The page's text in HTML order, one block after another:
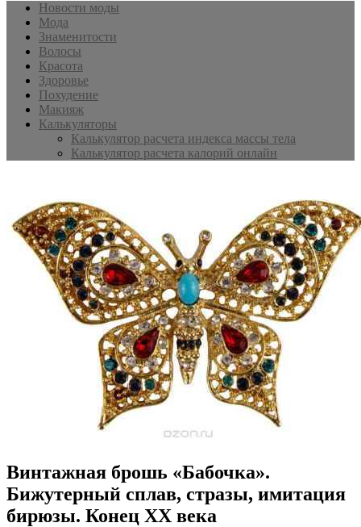
Новости моды
Мода
Знаменитости
Волосы
Красота
Здоровье
Похудение
Макияж
Калькуляторы
Калькулятор расчета индекса массы тела
Калькулятор расчета калорий онлайн
Винтажная брошь «Бабочка».
Бижутерный сплав, стразы, имитация
бирюзы. Конец ХХ века